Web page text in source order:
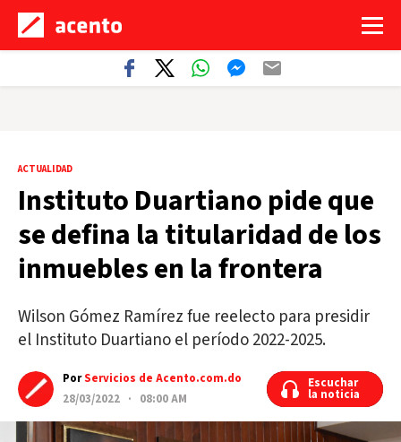
ACTUALIDAD
Instituto Duartiano pide que
se defina la titularidad de los
inmuebles en la frontera
Wilson Gómez Ramírez fue reelecto para presidir
el Instituto Duartiano el período 2022-2025.
PorServicios de Acento.com.do
28/03/2022 · 08:00 AM
Escuchar
la noticia
Escuchar
la noticia